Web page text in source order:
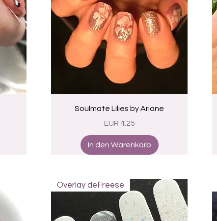
Schnellansicht
Soulmate Lilies by Ariane
Preis
EUR 4.25
In den Warenkorb
Overlay deFreese